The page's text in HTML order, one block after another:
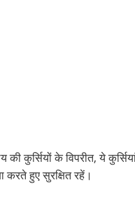
कुर्सियों के विपरीत, ये
हुए सुरक्षित रहें।